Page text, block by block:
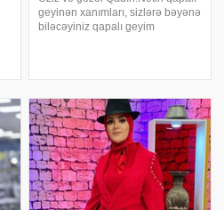
geyinən xanımları, sizlərə bəyənə
biləcəyiniz qapalı geyim